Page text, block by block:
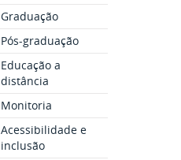
Graduação
Pós-graduação
Educação a
distância
Monitoria
Acessibilidade e
inclusão